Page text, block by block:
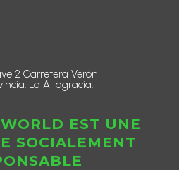
2 Carretera Verón
La Altagracia.
EST UNE
SOCIALEMENT